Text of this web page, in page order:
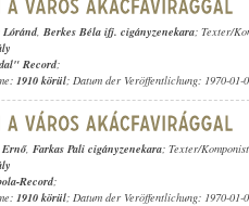
, Berkes Béla ifj. cigányzenekara; Texter/
Record;
1910 körül; Datum der Veröffentlichung: 1970-01-
, Farkas Pali cigányzenekara; Texter/
Record;
1910 körül; Datum der Veröffentlichung: 1970-01-